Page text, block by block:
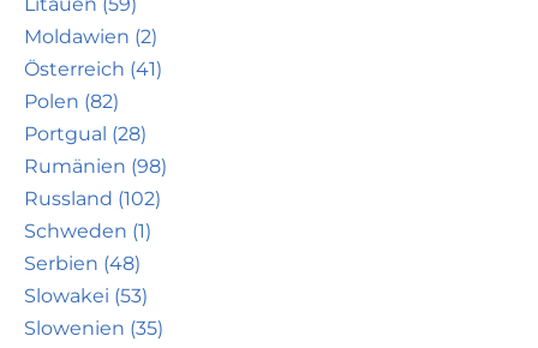
Moldawien (2)
Österreich (41)
Polen (82)
Portgual (28)
Rumänien (98)
Russland (102)
Schweden (1)
Serbien (48)
Slowakei (53)
Slowenien (35)